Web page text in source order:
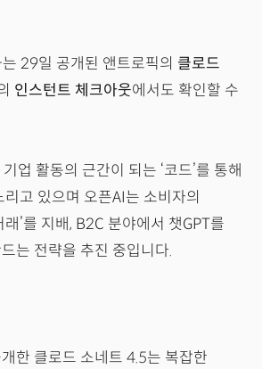
29일 공개된 앤트로픽의 클로드
인스턴트 체크아웃에서도 확인할 수
업 활동의 근간이 되는 ‘코드’를 통해
고 있으며 오픈AI는 소비자의
’를 지배, B2C 분야에서 챗GPT를
는 전략을 추진 중입니다.
한 클로드 소네트 4.5는 복잡한